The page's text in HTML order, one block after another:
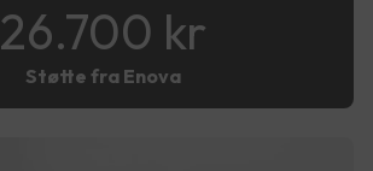
26.700 kr
Støtte fra Enova